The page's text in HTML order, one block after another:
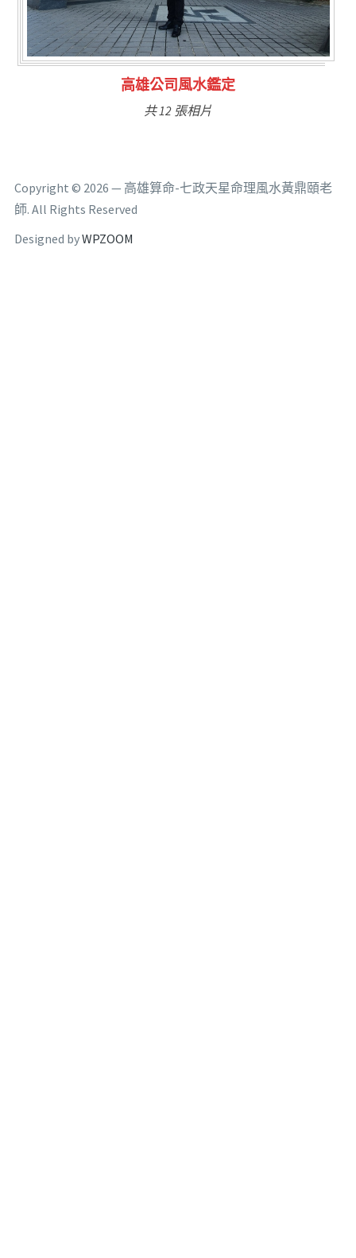
林氏福主量子生基造命
共 6 張相片
Copyright © 2026 — 高雄算命-七政天星命理風水黃鼎頤老
師. All Rights Reserved
Designed byWPZOOM